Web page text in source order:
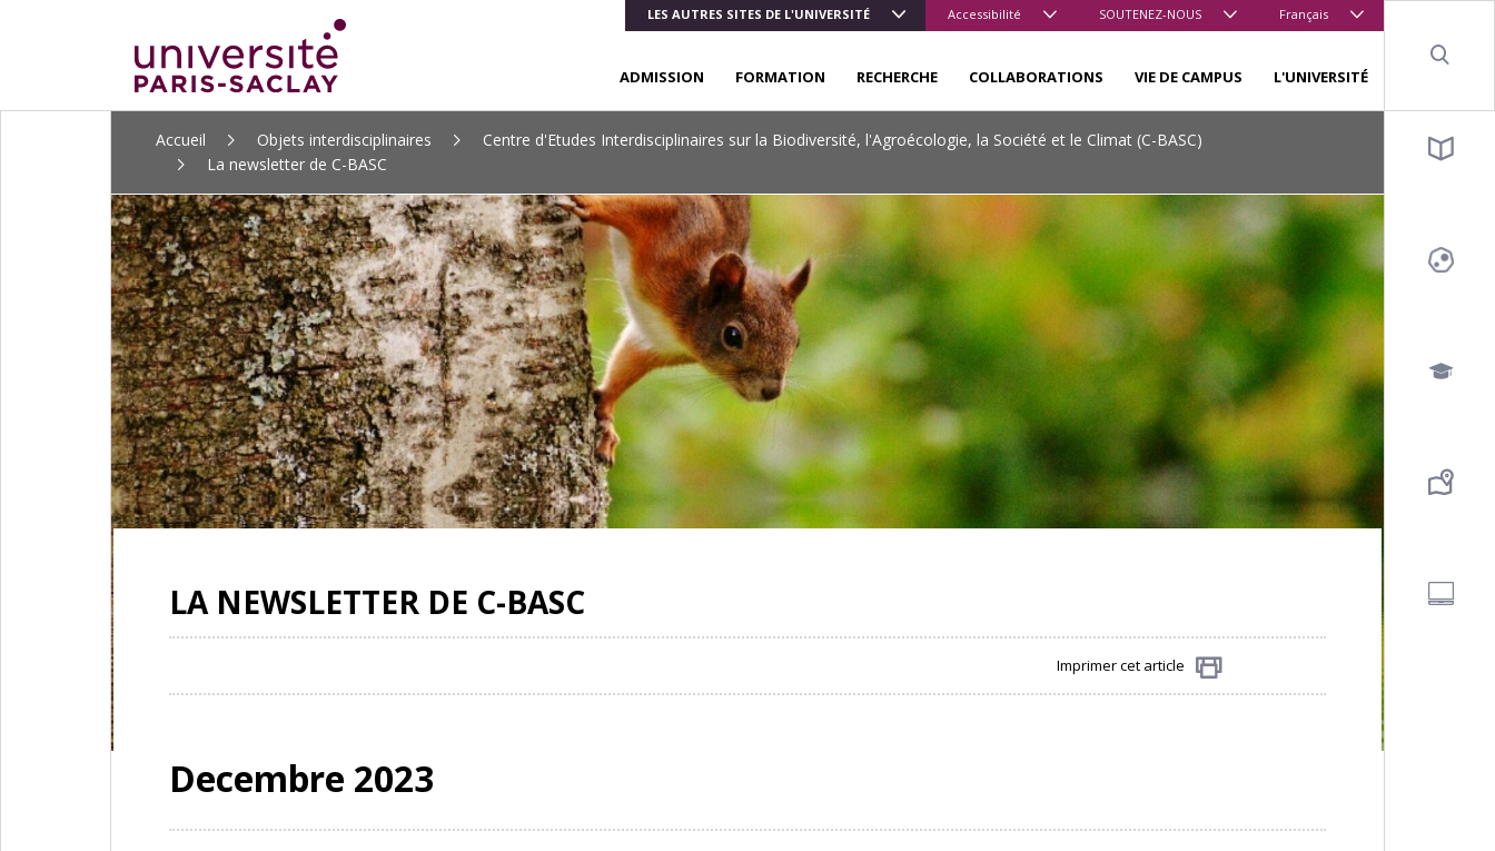
LES AUTRES SITES DE L'UNIVERSITÉ Accessibilité SOUTENEZ-NOUS Français
ADMISSION FORMATION RECHERCHE COLLABORATIONS VIE DE CAMPUS L'UNIVERSITÉ
Accueil Objets interdisciplinaires
Centre d'Etudes Interdisciplinaires sur la Biodiversité, l'Agroécologie, la Société et le Climat (C-BASC)
La newsletter de C-BASC
LA NEWSLETTER DE C-BASC
Imprimer cet article
Decembre 2023